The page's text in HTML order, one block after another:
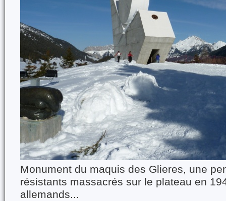
Monument du maquis des Glieres, une
résistants massacrés sur le plateau en
allemands...